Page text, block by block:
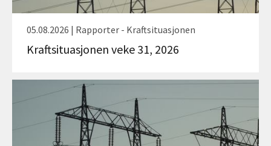
05.08.2026 | Rapporter - Kraftsituasjonen
Kraftsituasjonen veke 31, 2026